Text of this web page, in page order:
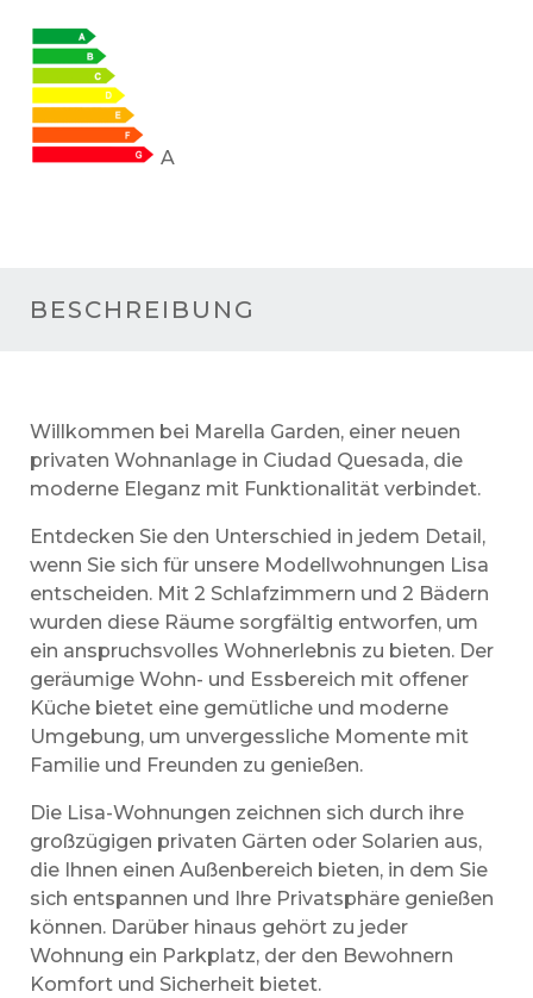
A
BESCHREIBUNG
Willkommen bei Marella Garden, einer neuen
privaten Wohnanlage in Ciudad Quesada, die
moderne Eleganz mit Funktionalität verbindet.
Entdecken Sie den Unterschied in jedem Detail,
wenn Sie sich für unsere Modellwohnungen Lisa
entscheiden. Mit 2 Schlafzimmern und 2 Bädern
wurden diese Räume sorgfältig entworfen, um
ein anspruchsvolles Wohnerlebnis zu bieten. Der
geräumige Wohn- und Essbereich mit offener
Küche bietet eine gemütliche und moderne
Umgebung, um unvergessliche Momente mit
Familie und Freunden zu genießen.
Die Lisa-Wohnungen zeichnen sich durch ihre
großzügigen privaten Gärten oder Solarien aus,
die Ihnen einen Außenbereich bieten, in dem Sie
sich entspannen und Ihre Privatsphäre genießen
können. Darüber hinaus gehört zu jeder
Wohnung ein Parkplatz, der den Bewohnern
Komfort und Sicherheit bietet.